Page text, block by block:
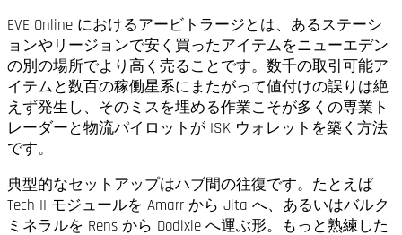
EVE Online におけるアービトラージとは、あるステーシ
ョンやリージョンで安く買ったアイテムをニューエデン
の別の場所でより高く売ることです。数千の取引可能ア
イテムと数百の稼働星系にまたがって値付けの誤りは絶
えず発生し、そのミスを埋める作業こそが多くの専業ト
レーダーと物流パイロットが ISK ウォレットを築く方法
です。
典型的なセットアップはハブ間の往復です。たとえば
Tech II モジュールを Amarr から Jita へ、あるいはバルク
ミネラルを Rens から Dodixie へ運ぶ形。もっと熟練した